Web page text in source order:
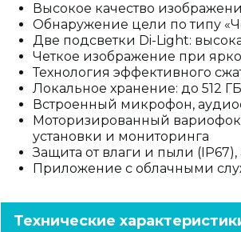
Высокое качество
Обнаружение цели по типу
Две подсветки Di-Light:
Четкое изображение при
Технология эффективного
Локальное хранение: до 512
Встроенный микрофон,
Моторизированный
установки и мониторинга
Защита от влаги и пыли
Приложение с облачными
Технические